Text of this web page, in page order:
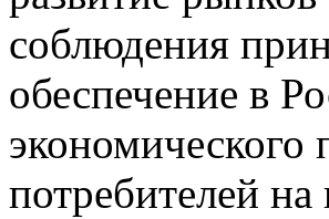
соблюдения
обеспечение в
экономического
потребителей